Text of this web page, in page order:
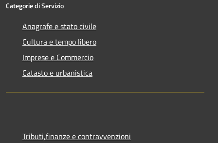
Categorie di Servizio
Anagrafe e stato civile
Cultura e tempo libero
Imprese e Commercio
Catasto e urbanistica
Tributi,finanze e contravvenzioni